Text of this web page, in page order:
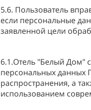
5.6. Пользователь
если персональные
заявленной цели
6.1.Отель "Белый Дом"
персональных данных
распространения, а
использованием